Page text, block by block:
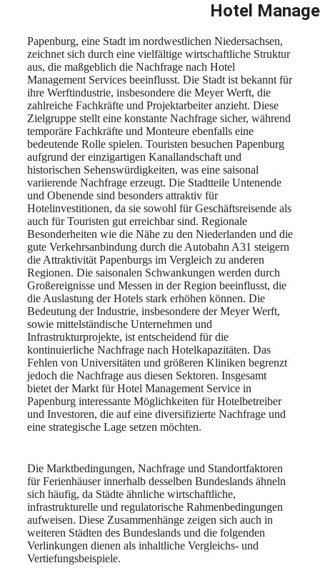
Hotel
Papenburg, eine Stadt im nordwestlichen Niedersachsen,
zeichnet sich durch eine vielfältige wirtschaftliche Struktur
aus, die maßgeblich die Nachfrage nach Hotel
Management Services beeinflusst. Die Stadt ist bekannt für
ihre Werftindustrie, insbesondere die Meyer Werft, die
zahlreiche Fachkräfte und Projektarbeiter anzieht. Diese
Zielgruppe stellt eine konstante Nachfrage sicher, während
temporäre Fachkräfte und Monteure ebenfalls eine
bedeutende Rolle spielen. Touristen besuchen Papenburg
aufgrund der einzigartigen Kanallandschaft und
historischen Sehenswürdigkeiten, was eine saisonal
variierende Nachfrage erzeugt. Die Stadtteile Untenende
und Obenende sind besonders attraktiv für
Hotelinvestitionen, da sie sowohl für Geschäftsreisende als
auch für Touristen gut erreichbar sind. Regionale
Besonderheiten wie die Nähe zu den Niederlanden und die
gute Verkehrsanbindung durch die Autobahn A31 steigern
die Attraktivität Papenburgs im Vergleich zu anderen
Regionen. Die saisonalen Schwankungen werden durch
Großereignisse und Messen in der Region beeinflusst, die
die Auslastung der Hotels stark erhöhen können. Die
Bedeutung der Industrie, insbesondere der Meyer Werft,
sowie mittelständische Unternehmen und
Infrastrukturprojekte, ist entscheidend für die
kontinuierliche Nachfrage nach Hotelkapazitäten. Das
Fehlen von Universitäten und größeren Kliniken begrenzt
jedoch die Nachfrage aus diesen Sektoren. Insgesamt
bietet der Markt für Hotel Management Service in
Papenburg interessante Möglichkeiten für Hotelbetreiber
und Investoren, die auf eine diversifizierte Nachfrage und
eine strategische Lage setzen möchten.
Die Marktbedingungen, Nachfrage und Standortfaktoren
für Ferienhäuser innerhalb desselben Bundeslands ähneln
sich häufig, da Städte ähnliche wirtschaftliche,
infrastrukturelle und regulatorische Rahmenbedingungen
aufweisen. Diese Zusammenhänge zeigen sich auch in
weiteren Städten des Bundeslands und die folgenden
Verlinkungen dienen als inhaltliche Vergleichs- und
Vertiefungsbeispiele.